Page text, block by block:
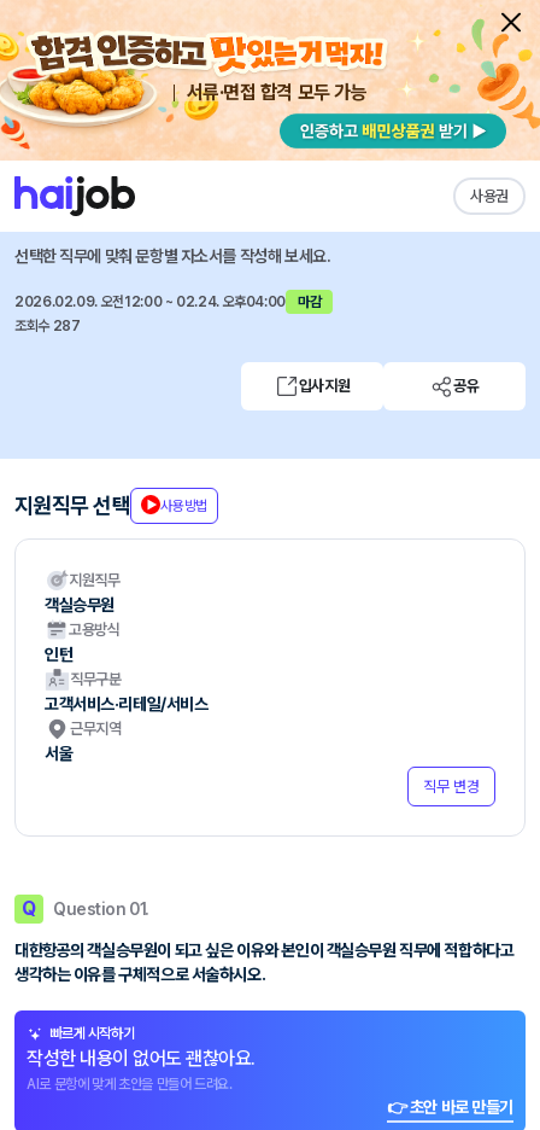
서류·면접 합격 모두 가능
사용권
채용공고 자소서 자유항목 자소서 내 작성목록
대한항공 즐겨찾기
2026년 상반기 신입 인턴 객실승무원 모집
선택한 직무에 맞춰 문항별 자소서를 작성해 보세요.
2026.02.09. 오전12:00 ~ 02.24. 오후04:00
마감
조회수 287
입사지원 공유
지원직무 선택 사용방법
지원직무
객실승무원
고용방식
인턴
직무구분
고객서비스·리테일/서비스
근무지역
서울
직무 변경
Q Question 01.
대한항공의 객실승무원이 되고 싶은 이유와 본인이 객실승무원 직무에 적합하다고
생각하는 이유를 구체적으로 서술하시오.
빠르게 시작하기
작성한 내용이 없어도 괜찮아요.
AI로 문항에 맞게 초안을 만들어 드려요.
👉 초안 바로 만들기